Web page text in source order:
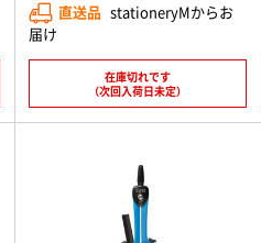
直送品 stationeryMからお
届け
在庫切れです
（次回入荷日未定）